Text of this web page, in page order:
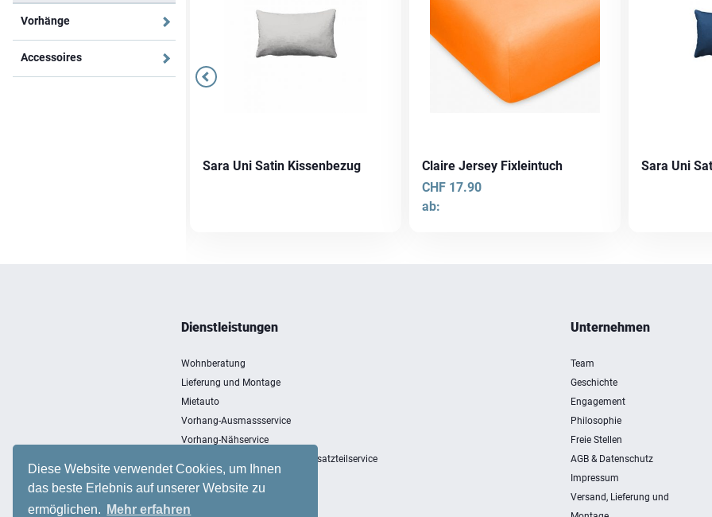
Diese Website verwendet Cookies, um Ihnen
das beste Erlebnis auf unserer Website zu
ermöglichen.
Mehr erfahren
Vorhänge
Accessoires
Sara Uni Satin Kissenbezug Claire Jersey Fixleintuch
ab:
CHF 17.90
Sara Uni
Dienstleistungen
Wohnberatung
Lieferung und Montage
Mietauto
Vorhang-Ausmassservice
Vorhang-Nähservice
Entsorgung, Einlagerung und Ersatzteilservice
Unternehmen
Team
Geschichte
Engagement
Philosophie
Freie Stellen
AGB & Datenschutz
Impressum
Versand, Lieferung und